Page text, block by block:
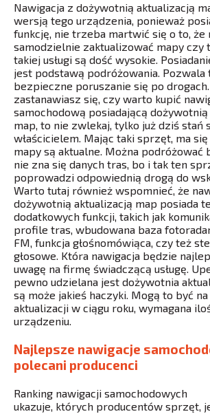
Nawigacja z dożywotnią aktualizacją
wersją tego urządzenia, ponieważ
funkcję, nie trzeba martwić się o to, że
samodzielnie zaktualizować mapy czy
takiej usługi są dość wysokie.
jest podstawą podróżowania. Pozwala
bezpieczne poruszanie się po
zastanawiasz się, czy warto kupić
samochodową posiadającą
map, to nie zwlekaj, tylko już dziś stań
właścicielem. Mając taki sprzęt, ma
mapy są aktualne. Można podróżować
nie zna się danych tras, bo i tak ten
poprowadzi odpowiednią drogą do
Warto tutaj również wspomnieć, że
dożywotnią aktualizacją map posiada
dodatkowych funkcji, takich jak
profile tras, wbudowana baza
FM, funkcja głośnomówiąca, czy też
głosowe. Która nawigacja będzie
uwagę na firmę świadczącą usługę.
pewno udzielana jest dożywotnia
są może jakieś haczyki. Mogą to być
aktualizacji w ciągu roku, wymagana
urządzeniu.
Najlepsze nawigacje
polecani producenci
Ranking nawigacji samochodowych
ukazuje, których producentów sprzęt,